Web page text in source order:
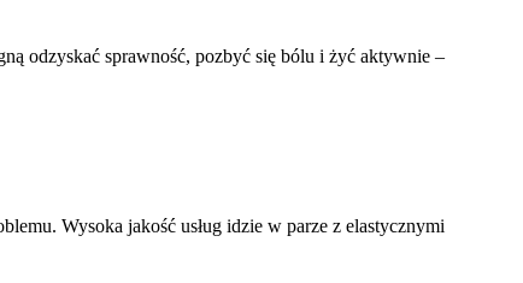
odzyskać sprawność, pozbyć się bólu i żyć aktywnie –
Wysoka jakość usług idzie w parze z elastycznymi